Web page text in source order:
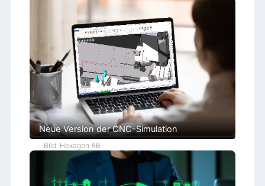
Neue Version der CNC-Simulation
Bild: Hexagon AB